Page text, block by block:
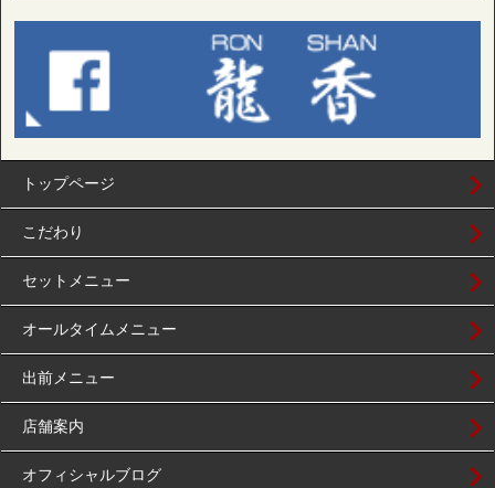
トップページ
こだわり
セットメニュー
オールタイムメニュー
出前メニュー
店舗案内
オフィシャルブログ